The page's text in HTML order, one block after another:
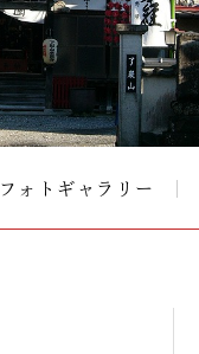
フォトギャラリー